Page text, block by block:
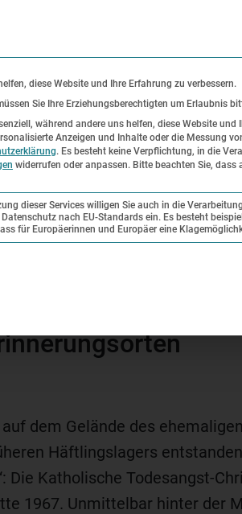
Forschung und
Sammlung
in der KZ-Gedenkstätte Dachau.
in der KZ-
dem Gelände des
Häftlingslagers
Die Katholische Todesangst-
1967. Unmittelbar hinter der
diese Website und Ihre Erfahrung zu verbessern.
Sie Ihre Erziehungsberechtigten um Erlaubnis
während andere uns helfen, diese Website und
Anzeigen und Inhalte oder die Messung
. Es besteht keine Verpflichtung, in die
widerrufen oder anpassen. Bitte beachten Sie,
dieser Services willigen Sie auch in die
nach EU-Standards ein. Es besteht
für Europäerinnen und Europäer eine
kann. Die erste Service-Gruppe